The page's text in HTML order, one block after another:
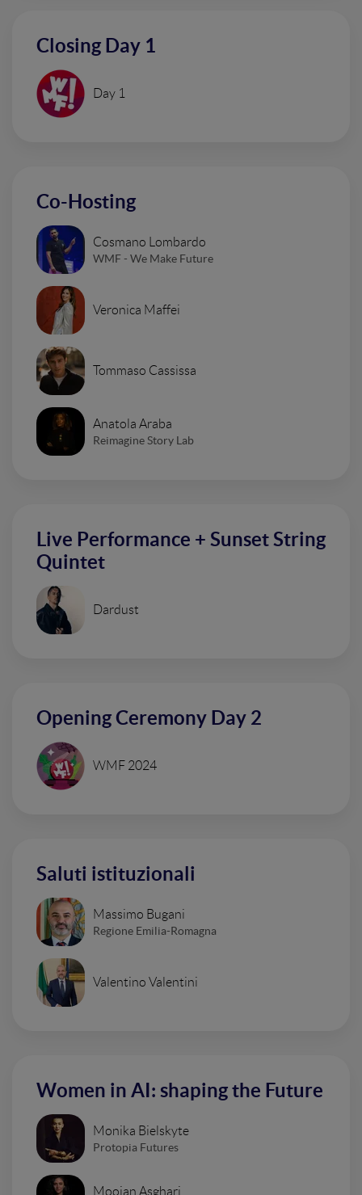
Closing Day 1
Day 1
Co-Hosting
Cosmano Lombardo
WMF - We Make Future
Veronica Maffei
Tommaso Cassissa
Anatola Araba
Reimagine Story Lab
Live Performance + Sunset String
Quintet
Dardust
Opening Ceremony Day 2
WMF 2024
Saluti istituzionali
Massimo Bugani
Regione Emilia-Romagna
Valentino Valentini
Women in AI: shaping the Future
Monika Bielskyte
Protopia Futures
Moojan Asghari